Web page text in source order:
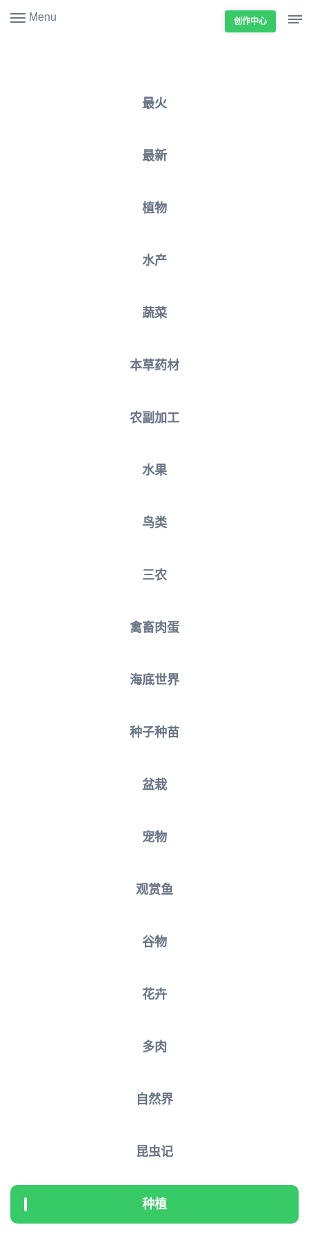
Menu 创作中心
最火
最新
植物
水产
蔬菜
本草药材
农副加工
水果
鸟类
三农
禽畜肉蛋
海底世界
种子种苗
盆栽
宠物
观赏鱼
谷物
花卉
多肉
自然界
昆虫记
种植